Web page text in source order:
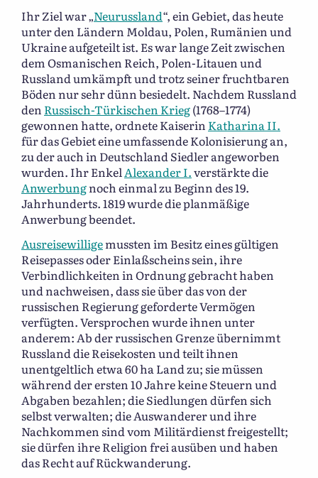
Ihr Ziel war „Neurussland“, ein Gebiet, das heute
unter den Ländern Moldau, Polen, Rumänien und
Ukraine aufgeteilt ist. Es war lange Zeit zwischen
dem Osmanischen Reich, Polen-Litauen und
Russland umkämpft und trotz seiner fruchtbaren
Böden nur sehr dünn besiedelt. Nachdem Russland
den Russisch-Türkischen Krieg(1768–1774)
gewonnen hatte, ordnete Kaiserin Katharina II.
für das Gebiet eine umfassende Kolonisierung an,
zu der auch in Deutschland Siedler angeworben
wurden. Ihr EnkelAlexander I.verstärkte die
Anwerbungnoch einmal zu Beginn des 19.
Jahrhunderts. 1819 wurde die planmäßige
Anwerbung beendet.
Ausreisewilligemussten im Besitz eines gültigen
Reisepasses oder Einlaßscheins sein, ihre
Verbindlichkeiten in Ordnung gebracht haben
und nachweisen, dass sie über das von der
russischen Regierung geforderte Vermögen
verfügten. Versprochen wurde ihnen unter
anderem: Ab der russischen Grenze übernimmt
Russland die Reisekosten und teilt ihnen
unentgeltlich etwa 60 ha Land zu; sie müssen
während der ersten 10 Jahre keine Steuern und
Abgaben bezahlen; die Siedlungen dürfen sich
selbst verwalten; die Auswanderer und ihre
Nachkommen sind vom Militärdienst freigestellt;
sie dürfen ihre Religion frei ausüben und haben
das Recht auf Rückwanderung.